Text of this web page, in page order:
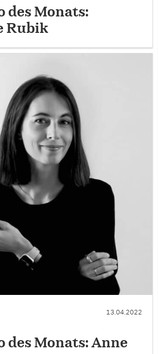
des Monats:
Rubik
13.04.2022
des Monats: Anne